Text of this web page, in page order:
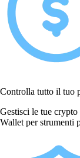
Controlla tutto il tuo
Gestisci le tue
Wallet per strumenti